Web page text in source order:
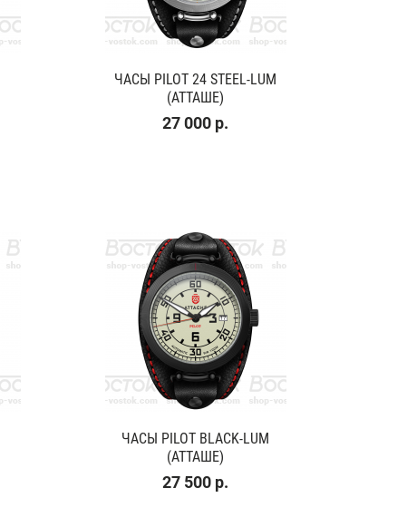
ЧАСЫ PILOT 24 STEEL-LUM
(АТТАШЕ)
27 000 р.
ЧАСЫ PILOT BLACK-LUM
(АТТАШЕ)
27 500 р.